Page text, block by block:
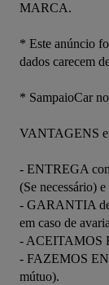
MARCA.
* Este anúncio
dados carecem
* SampaioCar
VANTAGENS
- ENTREGA
(Se necessário)
- GARANTIA de
em caso de
- ACEITAMOS
- FAZEMOS
mútuo).